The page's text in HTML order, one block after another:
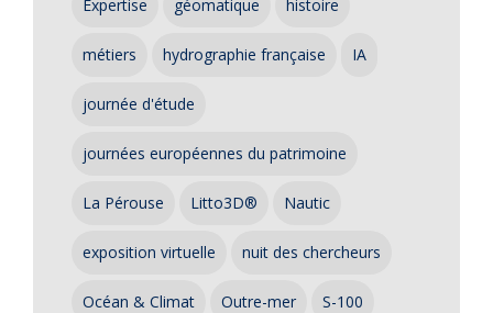
Expertise géomatique histoire
métiers hydrographie française IA
journée d'étude
journées européennes du patrimoine
La Pérouse Litto3D® Nautic
exposition virtuelle nuit des chercheurs
Océan & Climat Outre-mer S-100